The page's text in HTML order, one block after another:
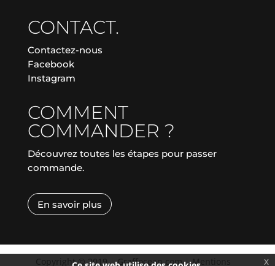
CONTACT.
Contactez-nous
Facebook
Instagram
COMMENT
COMMANDER ?
Découvrez toutes les étapes pour passer
commande.
En savoir plus
Copyright © 2019| Graffocean.com | Mentions x